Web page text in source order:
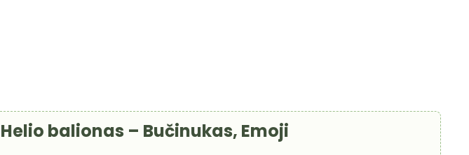
Helio balionas – Bučinukas, Emoji